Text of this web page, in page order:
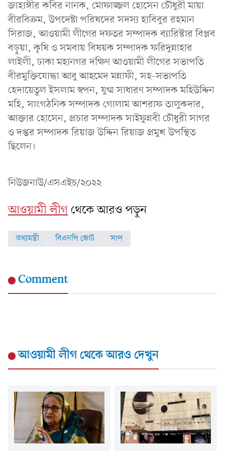
জাহাঙ্গীর কবির নানক, মোফাজ্জল হোসেন চৌধুরী মায়া
বীরবিক্রম, উপদেষ্টা পরিষদের সদস্য হাবিবুর রহমান
সিরাজ, আওয়ামী লীগের দফতর সম্পাদক ব্যারিস্টার বিপ্লব
বড়ুয়া, কৃষি ও সমবায় বিষয়ক সম্পাদক ফরিদুন্নাহার
লাইলী, ঢাকা মহানগর দক্ষিণ আওয়ামী লীগের সভাপতি
বীরমুক্তিযোদ্ধা আবু আহমেদ মন্নাফী, সহ-সভাপতি
হেদায়েতুল ইসলাম স্বপন, যুগ্ম সাধারণ সম্পাদক মহিউদ্দিন
মহি, সাংগঠনিক সম্পাদক গোলাম আশরাফ তালুকদার,
আক্তার হোসেন, প্রচার সম্পাদক সাইফুন্নবী চৌধুরী সাগর
ও দপ্তর সম্পাদক রিয়াজ উদ্দিন রিয়াজ প্রমুখ উপস্থিত
ছিলেন।
নিউজনাউ/এসএইচ/২০২২
আওয়ামী লীগথেকে আরও পড়ুন
তথ্যমন্ত্রী বিএনপি জোট সাপ
Comment
আওয়ামী লীগথেকে আরও দেখুন